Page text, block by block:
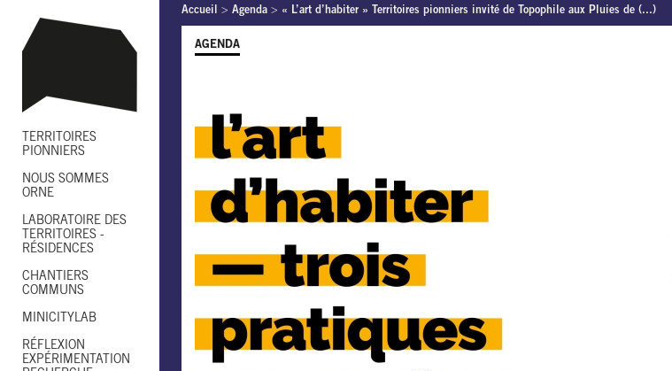
TERRITOIRES
PIONNIERS
NOUS SOMMES
ORNE
LABORATOIRE DES
TERRITOIRES -
RÉSIDENCES
CHANTIERS
COMMUNS
MINICITYLAB
RÉFLEXION
EXPÉRIMENTATION
Accueil > Agenda > « L’art d’habiter » Territoires pionniers invité de Topophile aux Pluies de (...)
AGENDA